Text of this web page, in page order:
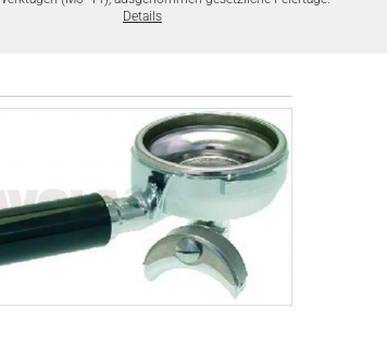
Details